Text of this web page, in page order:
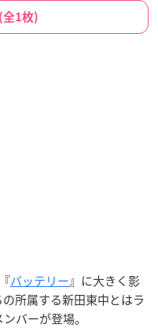
全1枚)
バッテリー』に大きく影
所属する新田東中とはラ
バーが登場。